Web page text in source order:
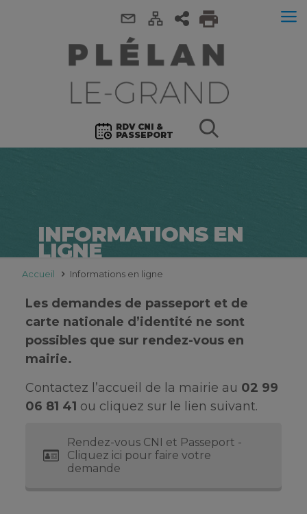
RDV CNI &
PASSEPORT
INFORMATIONS EN
LIGNE
Accueil Informations en ligne
Les demandes de passeport et de
carte nationale d’identité ne sont
possibles que sur rendez-vous en
mairie.
Contactez l’accueil de la mairie au 02 99
06 81 41 ou cliquez sur le lien suivant.
Rendez-vous CNI et Passeport -
Cliquez ici pour faire votre
demande